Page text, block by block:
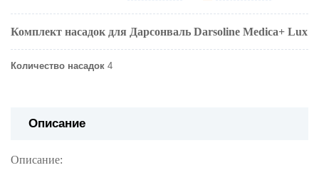
Комплект насадок для Дарсонваль Darsoline Medica+ Lux
Количество насадок 4
Описание
Описание: